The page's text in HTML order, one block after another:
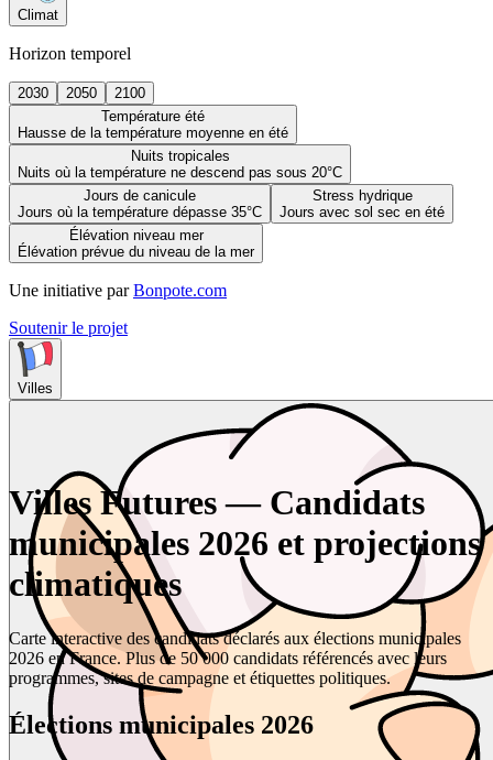
Climat
Horizon temporel
2030 2050
2100
Température été
Hausse de la température moyenne en été
Nuits tropicales
Nuits où la température ne descend pas sous 20°C
Jours de canicule
Jours où la température dépasse 35°C
Stress hydrique
Jours avec sol sec en été
Élévation niveau mer
Élévation prévue du niveau de la mer
Une initiative par Bonpote.com
Soutenir le projet
Villes
Villes Futures — Candidats
municipales 2026 et projections
climatiques
Carte interactive des candidats déclarés aux élections municipales
2026 en France. Plus de 50 000 candidats référencés avec leurs
programmes, sites de campagne et étiquettes politiques.
Élections municipales 2026